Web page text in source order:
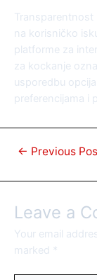
na korisničko
platforme za
za kockanje
usporedbu
preferencijama i
← Previous
Leave a
Your email
marked *